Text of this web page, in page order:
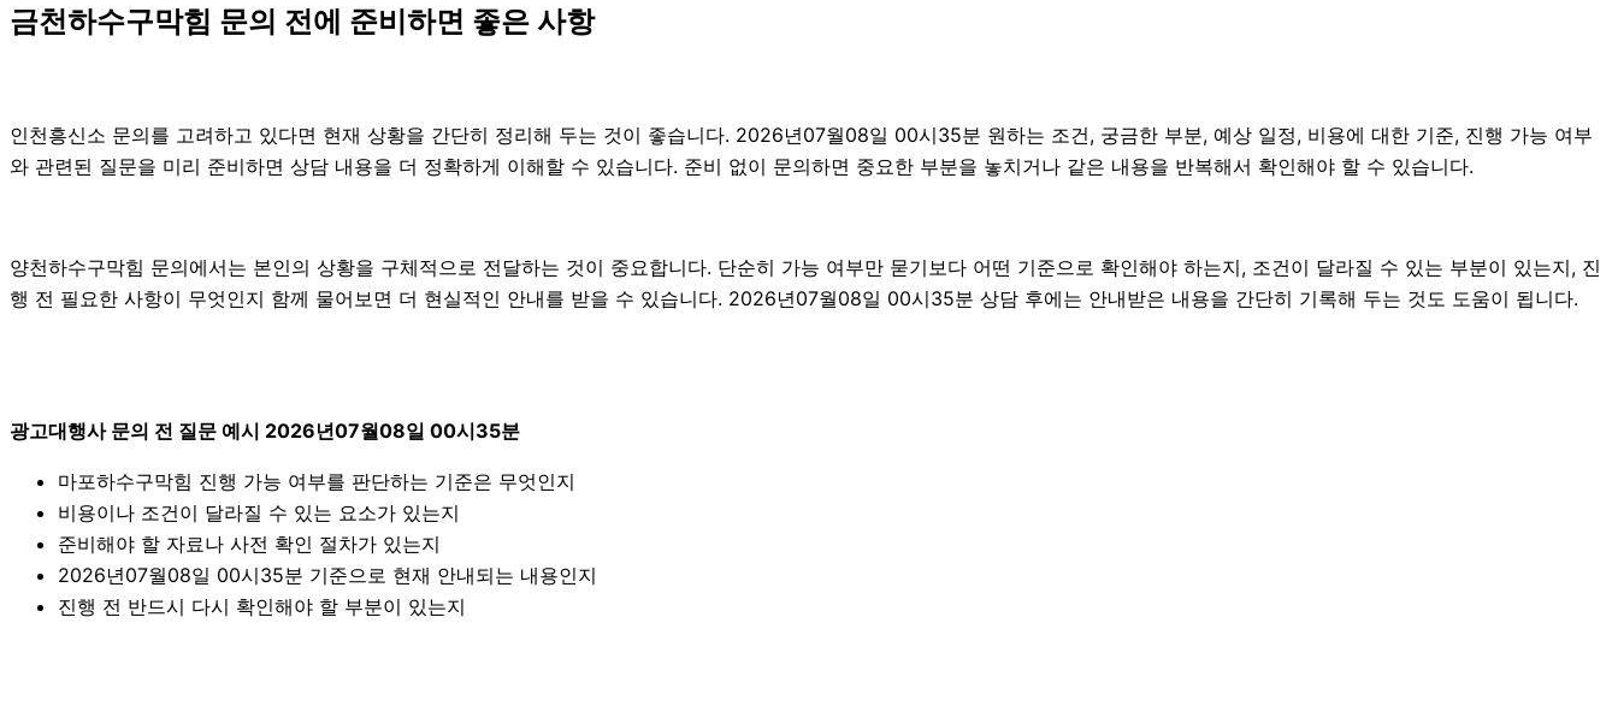
금천하수구막힘 문의 전에 준비하면 좋은 사항
인천흥신소 문의를 고려하고 있다면 현재 상황을 간단히 정리해 두는 것이 좋습니다. 2026년07월08일 00시35분 원하는 조건, 궁금한 부분, 예상 일정, 비용에 대한 기준, 진행 가능 여부
와 관련된 질문을 미리 준비하면 상담 내용을 더 정확하게 이해할 수 있습니다. 준비 없이 문의하면 중요한 부분을 놓치거나 같은 내용을 반복해서 확인해야 할 수 있습니다.
양천하수구막힘 문의에서는 본인의 상황을 구체적으로 전달하는 것이 중요합니다. 단순히 가능 여부만 묻기보다 어떤 기준으로 확인해야 하는지, 조건이 달라질 수 있는 부분이 있는지, 진
행 전 필요한 사항이 무엇인지 함께 물어보면 더 현실적인 안내를 받을 수 있습니다. 2026년07월08일 00시35분 상담 후에는 안내받은 내용을 간단히 기록해 두는 것도 도움이 됩니다.
광고대행사 문의 전 질문 예시 2026년07월08일 00시35분
마포하수구막힘 진행 가능 여부를 판단하는 기준은 무엇인지
비용이나 조건이 달라질 수 있는 요소가 있는지
준비해야 할 자료나 사전 확인 절차가 있는지
2026년07월08일 00시35분 기준으로 현재 안내되는 내용인지
진행 전 반드시 다시 확인해야 할 부분이 있는지